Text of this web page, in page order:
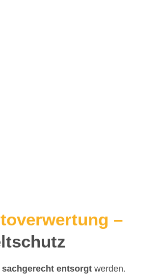
–
sachgerecht entsorgtwerden.